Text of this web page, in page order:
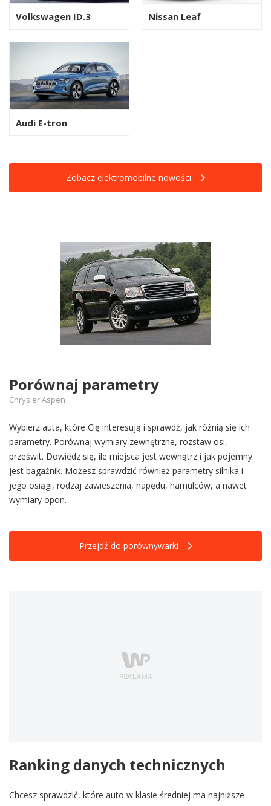
Volkswagen ID.3 Nissan Leaf
Audi E-tron
Zobacz elektromobilne nowości
Porównaj parametry
Chrysler Aspen
Wybierz auta, które Cię interesują i sprawdź, jak różnią się ich
parametry. Porównaj wymiary zewnętrzne, rozstaw osi,
prześwit. Dowiedz się, ile miejsca jest wewnątrz i jak pojemny
jest bagażnik. Możesz sprawdzić również parametry silnika i
jego osiągi, rodzaj zawieszenia, napędu, hamulców, a nawet
wymiary opon.
Przejdź do porównywarki
Ranking danych technicznych
Chcesz sprawdzić, które auto w klasie średniej ma najniższe